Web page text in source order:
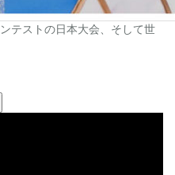
テストの日本大会、そして世